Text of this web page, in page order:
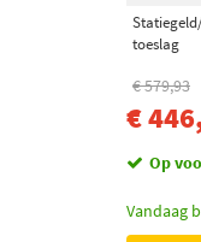
toeslag
€ 579,93
€
Op
Vandaag